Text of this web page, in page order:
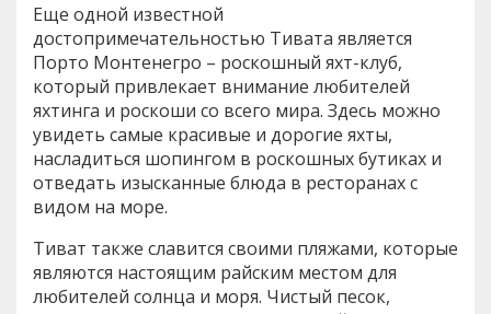
Еще одной известной
достопримечательностью Тивата является
Порто Монтенегро – роскошный яхт-клуб,
который привлекает внимание любителей
яхтинга и роскоши со всего мира. Здесь можно
увидеть самые красивые и дорогие яхты,
насладиться шопингом в роскошных бутиках и
отведать изысканные блюда в ресторанах с
видом на море.
Тиват также славится своими пляжами, которые
являются настоящим райским местом для
любителей солнца и моря. Чистый песок,